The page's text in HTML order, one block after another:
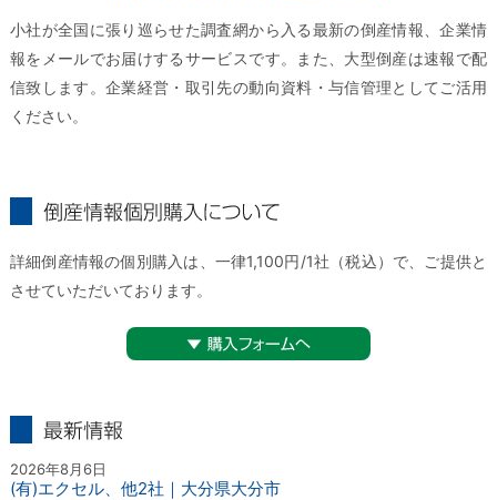
小社が全国に張り巡らせた調査網から入る最新の倒産情報、企業情
報をメールでお届けするサービスです。また、大型倒産は速報で配
信致します。企業経営・取引先の動向資料・与信管理としてご活用
ください。
詳細倒産情報の個別購入は、一律1,100円/1社（税込）で、ご提供と
させていただいております。
2026年8月6日
(有)エクセル、他2社｜大分県大分市